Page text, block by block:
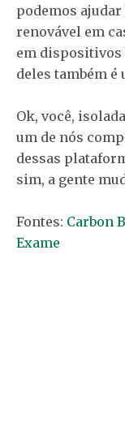
podemos
renovável em
em dispositivos
deles também é
Ok, você,
um de nós
dessas
sim, a gente
Fontes: Carbon
Exame